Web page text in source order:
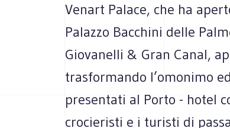
Venart Palace, che ha
Palazzo Bacchini delle
Giovanelli & Gran Canal,
trasformando l’omonimo
presentati al Porto - hotel
crocieristi e i turisti di